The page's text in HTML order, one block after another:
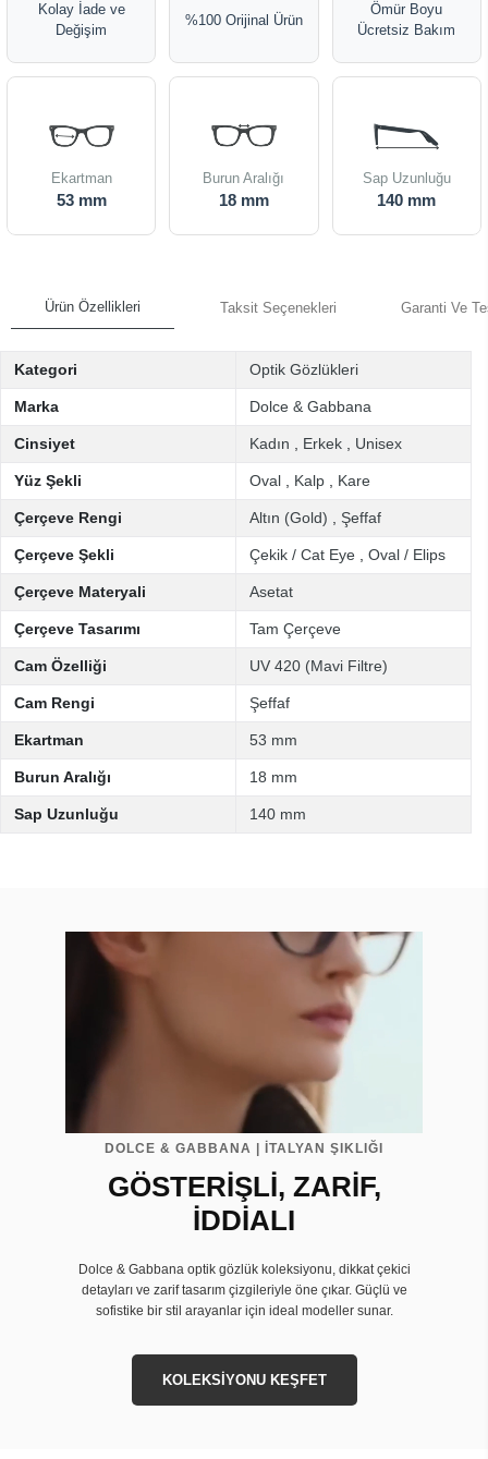
Kolay İade ve
Değişim
%100 Orijinal Ürün
Ömür Boyu
Ücretsiz Bakım
Ekartman
53 mm
Burun Aralığı
18 mm
Sap Uzunluğu
140 mm
Ürün Özellikleri Taksit Seçenekleri Garanti Ve
Kategori Optik Gözlükleri
Marka Dolce & Gabbana
Cinsiyet Kadın Erkek Unisex
Yüz Şekli Oval Kalp Kare
Çerçeve Rengi Altın (Gold) Şeffaf
Çerçeve Şekli Çekik / Cat Eye Oval / Elips
Çerçeve Materyali Asetat
Çerçeve Tasarımı Tam Çerçeve
Cam Özelliği UV 420 (Mavi Filtre)
Cam Rengi Şeffaf
Ekartman 53 mm
Burun Aralığı 18 mm
Sap Uzunluğu 140 mm
DOLCE & GABBANA | İTALYAN ŞIKLIĞI
GÖSTERİŞLİ, ZARİF,
İDDİALI
Dolce & Gabbana optik gözlük koleksiyonu, dikkat çekici
detayları ve zarif tasarım çizgileriyle öne çıkar. Güçlü ve
sofistike bir stil arayanlar için ideal modeller sunar.
KOLEKSİYONU KEŞFET